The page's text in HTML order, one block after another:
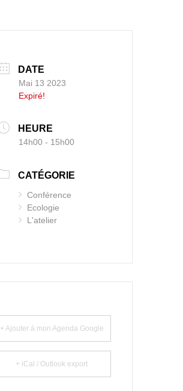
DATE
Mai 13 2023
Expiré!
HEURE
14h00 - 15h00
CATÉGORIE
Conférence
Ecologie
L'atelier
+ Ajouter à mon Agenda Google
+ iCal / Outlook export